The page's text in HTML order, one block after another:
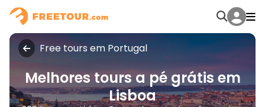
Free tours em Portugal
Melhores tours a pé grátis em
Lisboa